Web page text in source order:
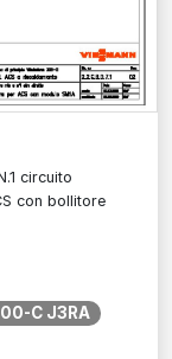
circuito
con bollitore
C J3RA